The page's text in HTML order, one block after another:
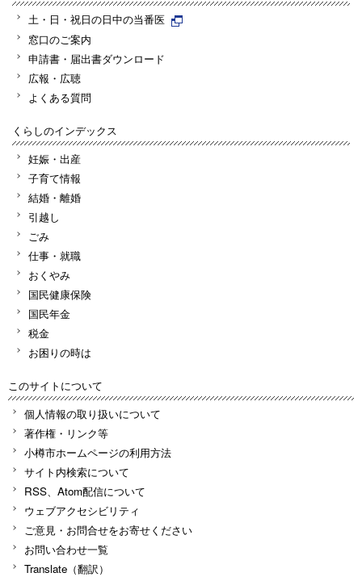
土・日・祝日の日中の当番医
窓口のご案内
申請書・届出書ダウンロード
広報・広聴
よくある質問
くらしのインデックス
妊娠・出産
子育て情報
結婚・離婚
引越し
ごみ
仕事・就職
おくやみ
国民健康保険
国民年金
税金
お困りの時は
このサイトについて
個人情報の取り扱いについて
著作権・リンク等
小樽市ホームページの利用方法
サイト内検索について
RSS、Atom配信について
ウェブアクセシビリティ
ご意見・お問合せをお寄せください
お問い合わせ一覧
Translate（翻訳）